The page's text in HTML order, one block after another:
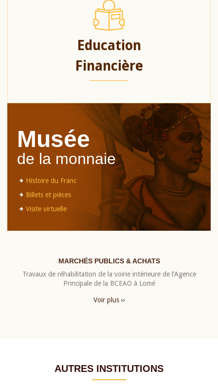
Education
Financière
Musée
de la monnaie
Histoire du Franc
Billets et pièces
Visite virtuelle
MARCHÉS PUBLICS & ACHATS
Travaux de réhabilitation de la voirie intérieure de l’Agence
Principale de la BCEAO à Lomé
Voir plus ››
AUTRES INSTITUTIONS